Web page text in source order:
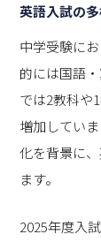
英語入試の
中学受験に
的には国語
では2教科や
増加してい
化を背景に
ます。
2025年度入